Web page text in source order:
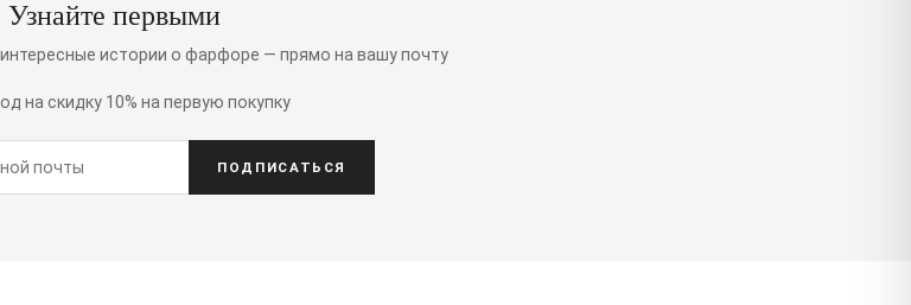
Узнайте первыми
истории о фарфоре — прямо на вашу почту
на скидку 10% на первую покупку
ПОДПИСАТЬСЯ